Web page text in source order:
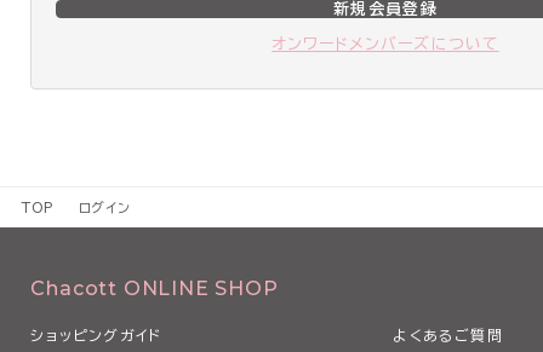
新規会員登録
オンワードメンバーズについて
TOP ログイン
Chacott ONLINE SHOP
ショッピングガイド よくあるご質問